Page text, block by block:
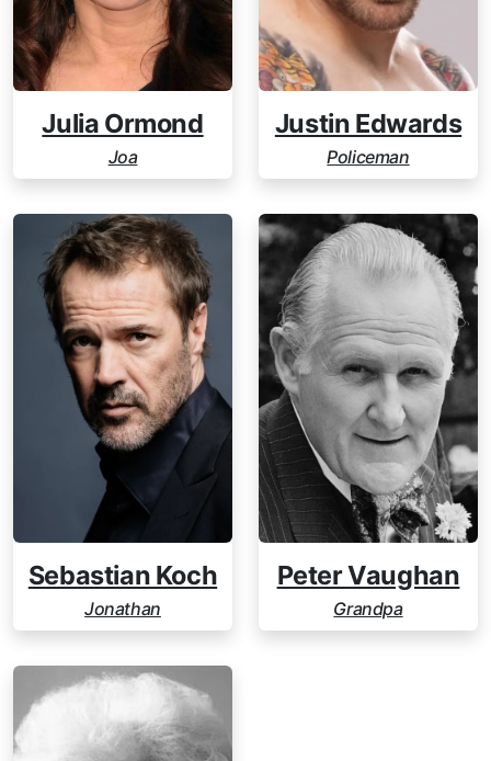
Julia Ormond
Joa
Justin Edwards
Policeman
Sebastian Koch
Jonathan
Peter Vaughan
Grandpa